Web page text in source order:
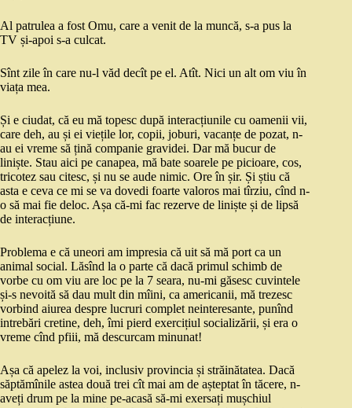
Al patrulea a fost Omu, care a venit de la muncă, s-a pus la
TV și-apoi s-a culcat.
Sînt zile în care nu-l văd decît pe el. Atît. Nici un alt om viu în
viața mea.
Și e ciudat, că eu mă topesc după interacțiunile cu oamenii vii,
care deh, au și ei viețile lor, copii, joburi, vacanțe de pozat, n-
au ei vreme să țină companie gravidei. Dar mă bucur de
liniște. Stau aici pe canapea, mă bate soarele pe picioare, cos,
tricotez sau citesc, și nu se aude nimic. Ore în șir. Și știu că
asta e ceva ce mi se va dovedi foarte valoros mai tîrziu, cînd n-
o să mai fie deloc. Așa că-mi fac rezerve de liniște și de lipsă
de interacțiune.
Problema e că uneori am impresia că uit să mă port ca un
animal social. Lăsînd la o parte că dacă primul schimb de
vorbe cu om viu are loc pe la 7 seara, nu-mi găsesc cuvintele
și-s nevoită să dau mult din mîini, ca americanii, mă trezesc
vorbind aiurea despre lucruri complet neinteresante, punînd
intrebări cretine, deh, îmi pierd exercițiul socializării, și era o
vreme cînd pfiii, mă descurcam minunat!
Așa că apelez la voi, inclusiv provincia și străinătatea. Dacă
săptămînile astea două trei cît mai am de așteptat în tăcere, n-
aveți drum pe la mine pe-acasă să-mi exersați mușchiul